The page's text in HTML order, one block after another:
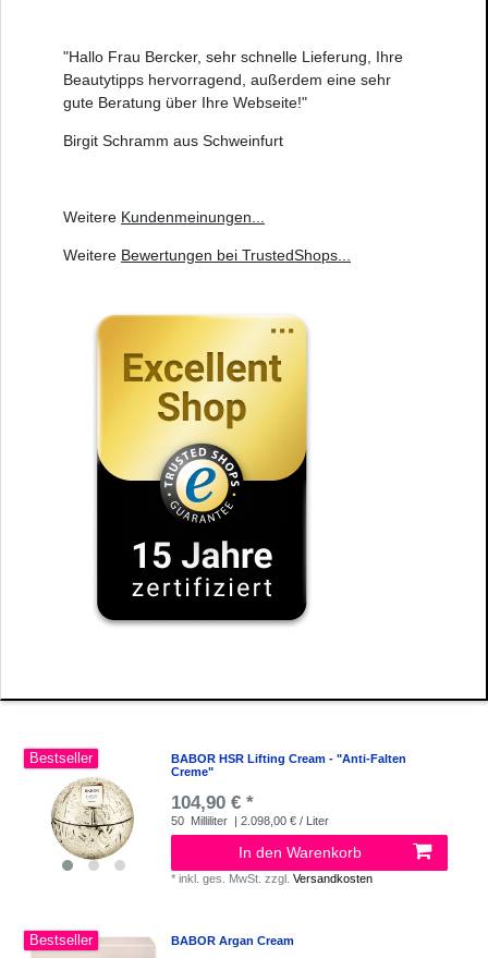
"Hallo Frau Bercker, sehr schnelle Lieferung, Ihre
Beautytipps hervorragend, außerdem eine sehr
gute Beratung über Ihre Webseite!"
Birgit Schramm aus Schweinfurt
Weitere Kundenmeinungen...
Weitere Bewertungen bei TrustedShops...
Bestseller
BABOR HSR Lifting Cream - "Anti-Falten
Creme"
104,90 € *
50 Milliliter | 2.098,00 € / Liter
In den Warenkorb
*inkl. ges. MwSt. zzgl.Versandkosten
Bestseller BABOR Argan Cream